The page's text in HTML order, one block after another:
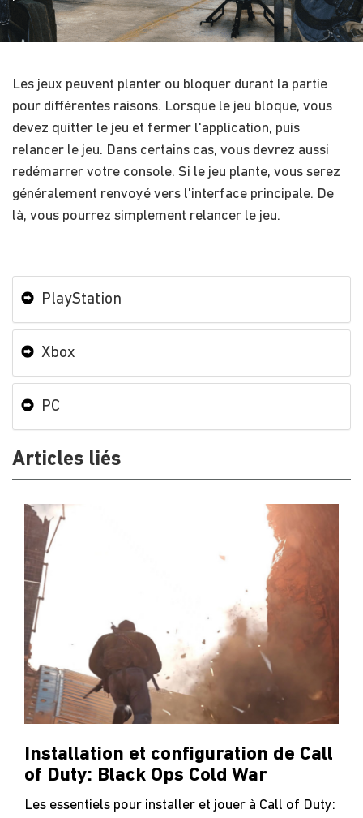
Les jeux peuvent planter ou bloquer durant la partie
pour différentes raisons. Lorsque le jeu bloque, vous
devez quitter le jeu et fermer l'application, puis
relancer le jeu. Dans certains cas, vous devrez aussi
redémarrer votre console. Si le jeu plante, vous serez
généralement renvoyé vers l'interface principale. De
là, vous pourrez simplement relancer le jeu.
PlayStation
Xbox
PC
Articles liés
Installation et configuration de Call
of Duty: Black Ops Cold War
Les essentiels pour installer et jouer à Call of Duty: